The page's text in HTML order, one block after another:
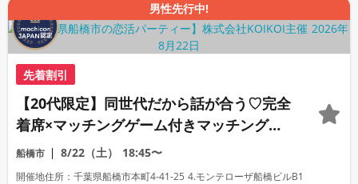
男性先行中!
先着割引
【20代限定】同世代だから話が合う♡完全
着席×マッチングゲーム付きマッチングコ
ン
船橋市 8/22（土） 18:45〜
開催地住所：千葉県船橋市本町4-41-25 4.モンテローザ船橋ビルB1